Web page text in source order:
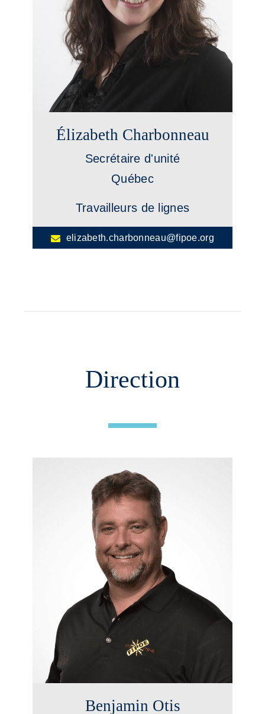
Élizabeth Charbonneau
Secrétaire d'unité
Québec
Travailleurs de lignes
elizabeth.charbonneau@fipoe.org
Direction
Benjamin Otis